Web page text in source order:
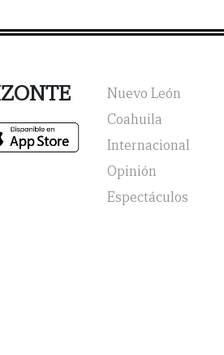
Nuevo León
Coahuila
Internacional
Opinión
Espectáculos